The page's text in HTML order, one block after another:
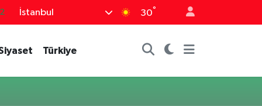
İstanbul 30°
Türkiye